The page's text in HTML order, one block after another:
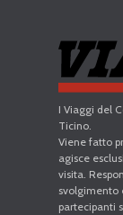
I Viaggi del
Ticino.
Viene fatto
agisce
visita.
svolgimento
partecipanti